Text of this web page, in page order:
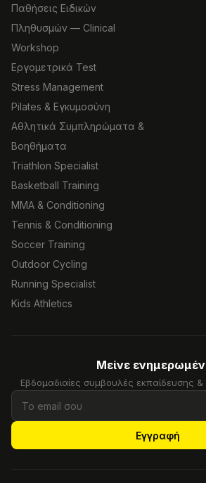
Παθήσεις Ειδικών
Πληθυσμών — Clinical
Workshop
Εργομετρικά Test
Stress Management
Pilates & Εγκυμοσύνη
Αθλητικά Συμπληρώματα &
Βοηθήματα
Triathlon Specialist
Basketball Training
MMA & Conditioning
Tennis & Conditioning
Soccer Training
Outdoor Cycling
Running Specialist
Kids Athletics
Μείνε
Εβδομαδιαίες συμβουλές εκπαίδευσης
Εγγραφή